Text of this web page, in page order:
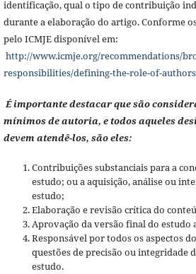
identificação, qual o tipo de contribuição
durante a elaboração do artigo. Conforme
pelo ICMJE disponível em:
http://www.icmje.org/recommendations/
responsibilities/defining-the-role-of-
É importante destacar que são
mínimos de autoria, e todos aqueles
devem atendê-los, são eles:
Contribuições substanciais para a
estudo; ou a aquisição, análise ou
estudo;
Elaboração e revisão crítica do
Aprovação da versão final do estudo
Responsável por todos os aspectos
questões de precisão ou integridade
estudo.